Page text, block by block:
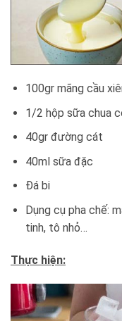
100gr mãng cầu
1/2 hộp sữa chua
40gr đường cát
40ml sữa đặc
Đá bi
Dụng cụ pha chế:
tinh, tô nhỏ…
Thực hiện: